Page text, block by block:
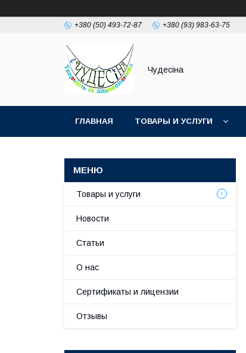
+380 (50) 493-72-87 +380 (93) 983-63-75
Чудесіна
ГЛАВНАЯ ТОВАРЫ И УСЛУГИ
Товары и услуги
Новости
Статьи
О нас
Сертификаты и лицензии
Отзывы